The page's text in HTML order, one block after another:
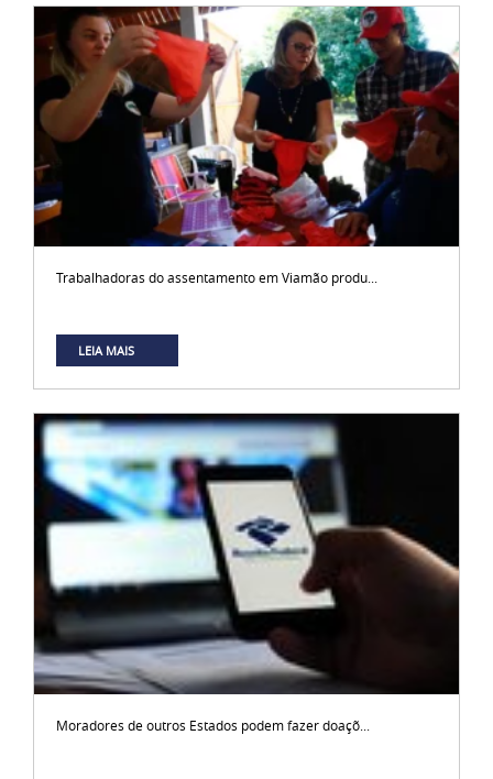
Trabalhadoras do assentamento em Viamão produ...
LEIA MAIS
Moradores de outros Estados podem fazer doaçõ...